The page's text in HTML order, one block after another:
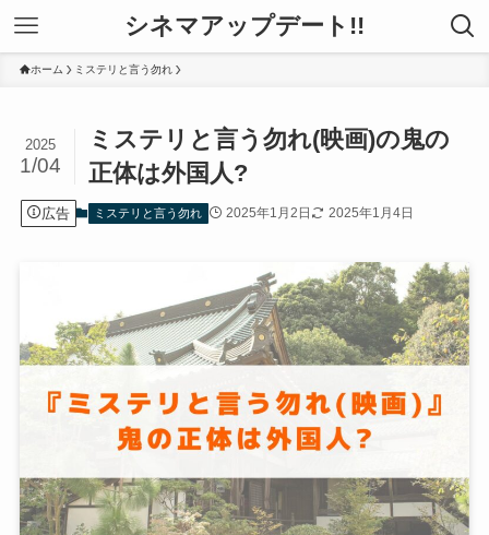
シネマアップデート!!
ホーム ミステリと言う勿れ
ミステリと言う勿れ(映画)の鬼の
正体は外国人?
2025
1/04
広告 ミステリと言う勿れ 2025年1月2日 2025年1月4日